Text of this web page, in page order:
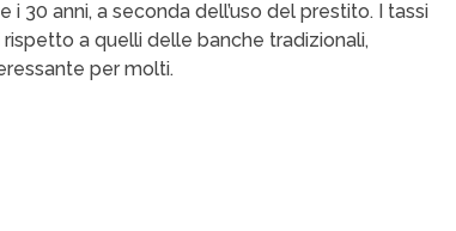
i 30 anni, a seconda dell’uso del prestito. I tassi
a quelli delle banche tradizionali,
per molti.